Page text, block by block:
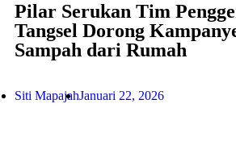
Pilar Serukan Tim
Tangsel Dorong
Sampah dari Rumah
Siti MapajahJanuari 22, 2026